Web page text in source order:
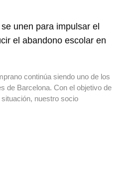
unen para impulsar el
el abandono escolar en
continúa siendo uno de los
de Barcelona. Con el objetivo de
nuestro socio